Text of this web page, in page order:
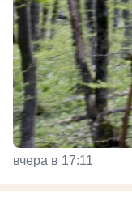
вчера в 17:11